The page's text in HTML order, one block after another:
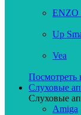
ENZO
Up
Vea
Посмотреть
Слуховые
Слуховые
Amiga